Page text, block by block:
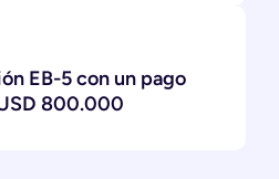
EB-5 con un pago
800.000